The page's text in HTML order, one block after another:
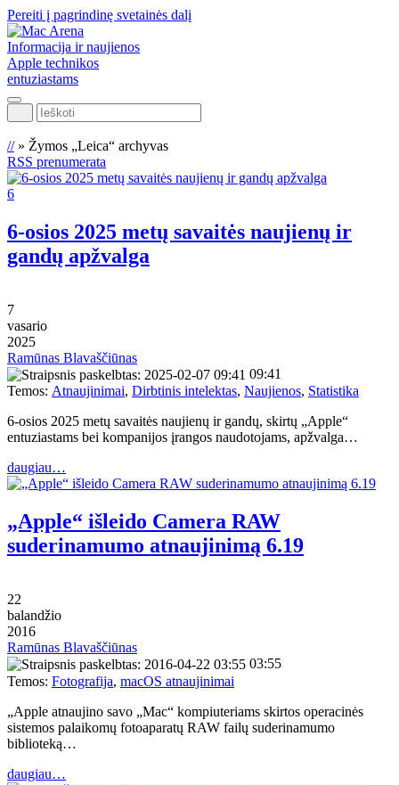
Pereiti į pagrindinę svetainės dalį
Informacija ir naujienos
Apple technikos
entuziastams
Ieškoti
//» Žymos „Leica“ archyvas
RSS prenumerata
6
6-osios 2025 metų savaitės naujienų ir
gandų apžvalga
7
vasario
2025
Ramūnas Blavaščiūnas
09:41
Temos: Atnaujinimai, Dirbtinis intelektas, Naujienos, Statistika
6-osios 2025 metų savaitės naujienų ir gandų, skirtų „Apple“
entuziastams bei kompanijos įrangos naudotojams, apžvalga…
daugiau…
„Apple“ išleido Camera RAW
suderinamumo atnaujinimą 6.19
22
balandžio
2016
Ramūnas Blavaščiūnas
03:55
Temos: Fotografija, macOS atnaujinimai
„Apple atnaujino savo „Mac“ kompiuteriams skirtos operacinės
sistemos palaikomų fotoaparatų RAW failų suderinamumo
biblioteką…
daugiau…